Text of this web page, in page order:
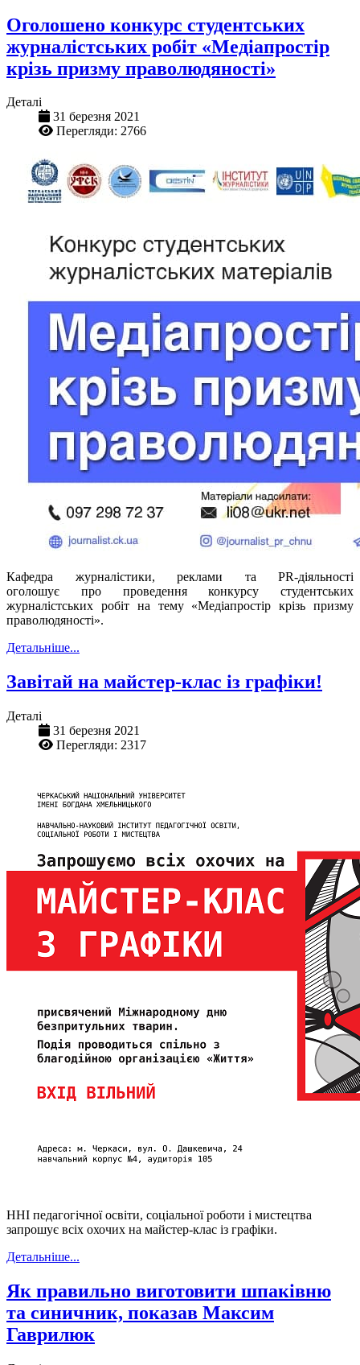
Оголошено конкурс студентських
журналістських робіт «Медіапростір
крізь призму праволюдяності»
Деталі
31 березня 2021
Перегляди: 2766
Кафедра журналістики, реклами та PR-діяльності
оголошує про проведення конкурсу студентських
журналістських робіт на тему «Медіапростір крізь призму
праволюдяності».
Детальніше...
Завітай на майстер-клас із графіки!
Деталі
31 березня 2021
Перегляди: 2317
ННІ педагогічної освіти, соціальної роботи і мистецтва
запрошує всіх охочих на майстер-клас із графіки.
Детальніше...
Як правильно виготовити шпаківню
та синичник, показав Максим
Гаврилюк